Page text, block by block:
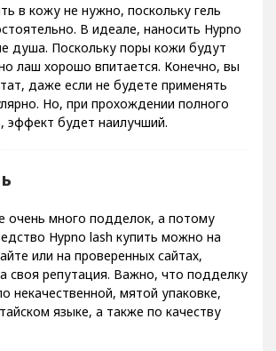
в кожу не нужно, поскольку гель
В идеале, наносить Hypno
душа. Поскольку поры кожи будут
лаш хорошо впитается. Конечно, вы
даже если не будете применять
Но, при прохождении полного
эффект будет наилучший.
очень много подделок, а потому
Hypno lash купить можно на
или на проверенных сайтах,
своя репутация. Важно, что подделку
некачественной, мятой упаковке,
языке, а также по качеству